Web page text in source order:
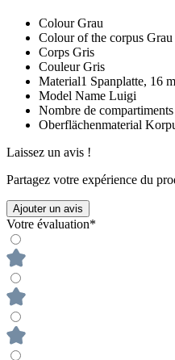
Colour Grau
Colour of the corpus Grau
Corps Gris
Couleur Gris
Material1 Spanplatte, 16
Model Name Luigi
Nombre de compartiments
Oberflächenmaterial
Laissez un avis !
Partagez votre expérience du
Ajouter un avis
Votre évaluation*